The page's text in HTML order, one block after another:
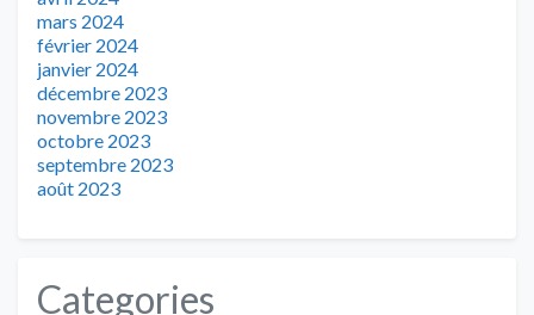
mars 2024
février 2024
janvier 2024
décembre 2023
novembre 2023
octobre 2023
septembre 2023
août 2023
Categories